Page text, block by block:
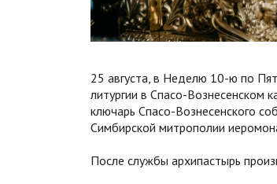
25 августа, в Неделю 10-ю по
литургии в Спасо-Вознесенском
ключарь Спасо-Вознесенского
Симбирской митрополии
После службы архипастырь